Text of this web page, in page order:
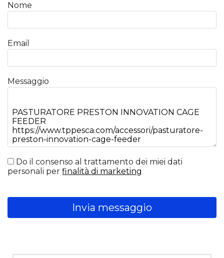
Nome
Email
Messaggio
Do il consenso al trattamento dei miei dati
personali perfinalità di marketing
Invia messaggio